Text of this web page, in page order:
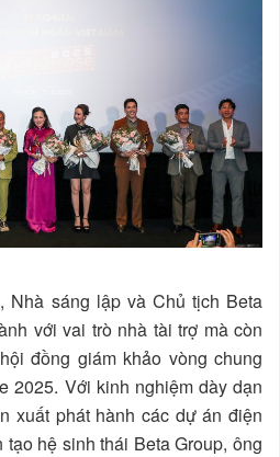
Nhà sáng lập và Chủ tịch Beta
với vai trò nhà tài trợ mà còn
đồng giám khảo vòng chung
2025. Với kinh nghiệm dày dạn
xuất phát hành các dự án điện
hệ sinh thái Beta Group, ông